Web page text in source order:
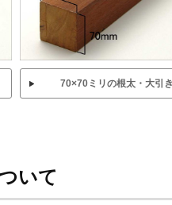
70×70ミリの根太・大引
いて